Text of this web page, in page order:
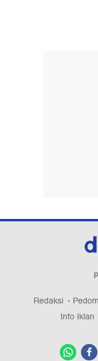
Redaksi
Info Iklan